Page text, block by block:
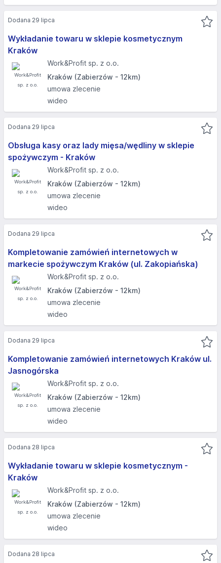
Wykładanie towaru w sklepie kosmetycznym
Kraków
Work&Profit sp. z o.o.
Kraków (Zabierzów - 12km)
umowa zlecenie
wideo
Dodana 29 lipca
Obsługa kasy oraz lady mięsa/wędliny w sklepie
spożywczym - Kraków
Work&Profit sp. z o.o.
Kraków (Zabierzów - 12km)
umowa zlecenie
wideo
Dodana 29 lipca
Kompletowanie zamówień internetowych w
markecie spożywczym Kraków (ul. Zakopiańska)
Work&Profit sp. z o.o.
Kraków (Zabierzów - 12km)
umowa zlecenie
wideo
Dodana 29 lipca
Kompletowanie zamówień internetowych Kraków ul.
Jasnogórska​
Work&Profit sp. z o.o.
Kraków (Zabierzów - 12km)
umowa zlecenie
wideo
Dodana 29 lipca
Wykładanie towaru w sklepie kosmetycznym -
Kraków
Work&Profit sp. z o.o.
Kraków (Zabierzów - 12km)
umowa zlecenie
wideo
Dodana 28 lipca
Dodana 28 lipca